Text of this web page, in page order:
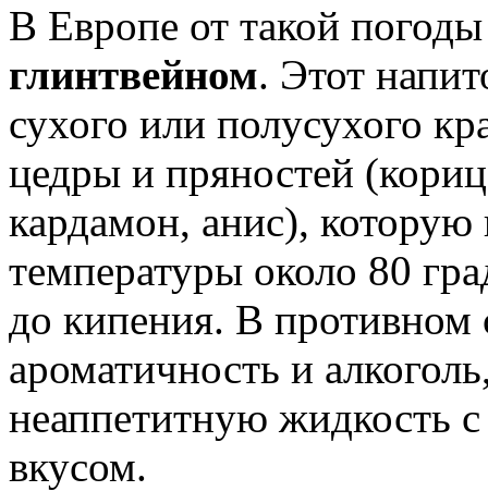
В Европе от такой
глинтвейном. Этот
сухого или полусухого
цедры и пряностей
кардамон, анис), которую
температуры около 80
до кипения. В противном
ароматичность и
неаппетитную жидкость
вкусом.